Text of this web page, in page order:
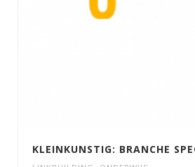
KLEINKUNSTIG: BRANCHE